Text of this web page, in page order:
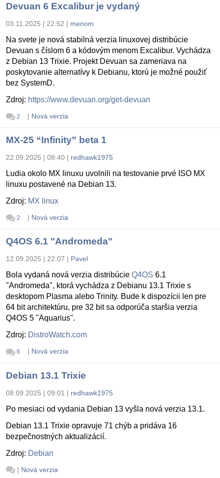
Devuan 6 Excalibur je vydaný
03.11.2025 | 22:52 | menom
Na svete je nová stabilná verzia linuxovej distribúcie
Devuan s číslom 6 a kódovým menom Excalibur. Vychádza
z Debian 13 Trixie. Projekt Devuan sa zameriava na
poskytovanie alternatívy k Debianu, ktorú je možné použiť
bez SystemD.
Zdroj: https://www.devuan.org/get-devuan
2 | Nová verzia
MX-25 “Infinity” beta 1
22.09.2025 | 08:40 | redhawk1975
Ludia okolo MX linuxu uvolnili na testovanie prvé ISO MX
linuxu postavené na Debian 13.
Zdroj: MX linux
2 | Nová verzia
Q4OS 6.1 "Andromeda"
12.09.2025 | 22:07 | Pavel
Bola vydaná nová verzia distribúcie Q4OS 6.1
"Andromeda", ktorá vychádza z Debianu 13.1 Trixie s
desktopom Plasma alebo Trinity. Bude k dispozícii len pre
64 bit architektúru, pre 32 bit sa odporúča staršia verzia
Q4OS 5 "Aquarius".
Zdroj: DistroWatch.com
6 | Nová verzia
Debian 13.1 Trixie
08.09.2025 | 09:01 | redhawk1975
Po mesiaci od vydania Debian 13 vyšla nová verzia 13.1.
Debian 13.1 Trixie opravuje 71 chýb a pridáva 16
bezpečnostných aktualizácií.
Zdroj: Debian
| Nová verzia